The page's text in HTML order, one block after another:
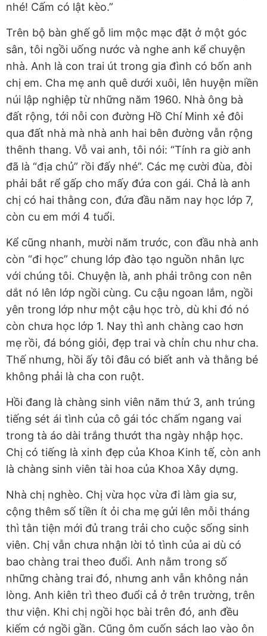
nhé! Cấm có lật kèo.”
Trên bộ bàn ghế gỗ lim mộc mạc đặt ở một góc
sân, tôi ngồi uống nước và nghe anh kể chuyện
nhà. Anh là con trai út trong gia đình có bốn anh
chị em. Cha mẹ anh quê dưới xuôi, lên huyện miền
núi lập nghiệp từ những năm 1960. Nhà ông bà
đất rộng, tới nỗi con đường Hồ Chí Minh xẻ đôi
qua đất nhà mà nhà anh hai bên đường vẫn rộng
thênh thang. Vỗ vai anh, tôi nói: “Tính ra giờ anh
đã là “địa chủ” rồi đấy nhé”. Các mẹ cười đùa, đòi
phải bắt rể gấp cho mấy đứa con gái. Chả là anh
chị có hai thằng con, đứa đầu năm nay học lớp 7,
còn cu em mới 4 tuổi.
Kể cũng nhanh, mười năm trước, con đầu nhà anh
còn “đi học” chung lớp đào tạo nguồn nhân lực
với chúng tôi. Chuyện là, anh phải trông con nên
dắt nó lên lớp ngồi cùng. Cu cậu ngoan lắm, ngồi
yên trong lớp như một cậu học trò, dù khi đó nó
còn chưa học lớp 1. Nay thì anh chàng cao hơn
mẹ rồi, đá bóng giỏi, đẹp trai và chỉn chu như cha.
Thế nhưng, hồi ấy tôi đâu có biết anh và thằng bé
không phải là cha con ruột.
Hồi đang là chàng sinh viên năm thứ 3, anh trúng
tiếng sét ái tình của cô gái tóc chấm ngang vai
trong tà áo dài trắng thướt tha ngày nhập học.
Chị có tiếng là xinh đẹp của Khoa Kinh tế, còn anh
là chàng sinh viên tài hoa của Khoa Xây dựng.
Nhà chị nghèo. Chị vừa học vừa đi làm gia sư,
cộng thêm số tiền ít ỏi cha mẹ gửi lên mỗi tháng
thì tằn tiện mới đủ trang trải cho cuộc sống sinh
viên. Chị vẫn chưa nhận lời tỏ tình của ai dù có
bao chàng trai theo đuổi. Anh nằm trong số
những chàng trai đó, nhưng anh vẫn không nản
lòng. Anh kiên trì theo đuổi cả ở trên trường, trên
thư viện. Khi chị ngồi học bài trên đó, anh đều
kiếm cớ ngồi gần. Cũng ôm cuốn sách lao vào ôn